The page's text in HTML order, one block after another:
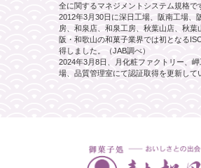
全に関するマネジメントシステム規格で
2012年3月30日に深日工場、阪南工場、
房、和泉店、和泉工房、秋葉山店、秋葉
阪・和歌山の和菓子業界では初となる
得しました。（JAB調べ）
2024年3月8日、月化粧ファクトリー、
場、品質管理室にて認証取得を更新して